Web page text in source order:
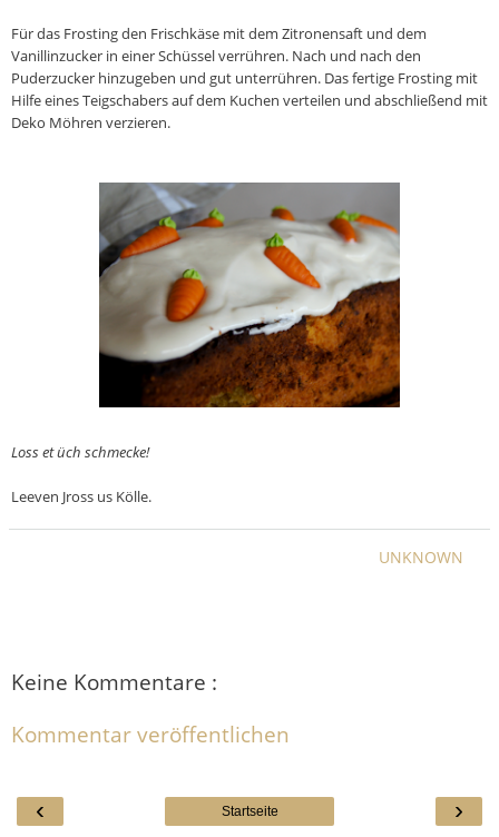
Für das Frosting den Frischkäse mit dem Zitronensaft und dem
Vanillinzucker in einer Schüssel verrühren. Nach und nach den
Puderzucker hinzugeben und gut unterrühren. Das fertige Frosting mit
Hilfe eines Teigschabers auf dem Kuchen verteilen und abschließend mit
Deko Möhren verzieren.
Loss et üch schmecke!
Leeven Jross us Kölle.
UNKNOWN
Keine Kommentare :
Kommentar veröffentlichen
‹ ›
Startseite